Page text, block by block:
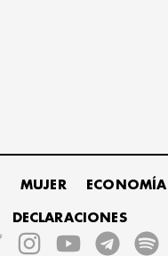
MUJER ECONOMÍA
DECLARACIONES